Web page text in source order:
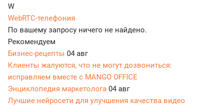
W
WebRTC-телефония
По вашему запросу ничего не найдено.
Рекомендуем
Бизнес-рецепты 04 авг
Клиенты жалуются, что не могут дозвониться:
исправляем вместе с MANGO OFFICE
Энциклопедия маркетолога 04 авг
Лучшие нейросети для улучшения качества видео